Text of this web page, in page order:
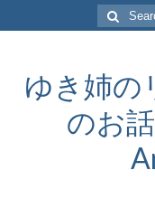
Search
for:
ゆき姉の
のお